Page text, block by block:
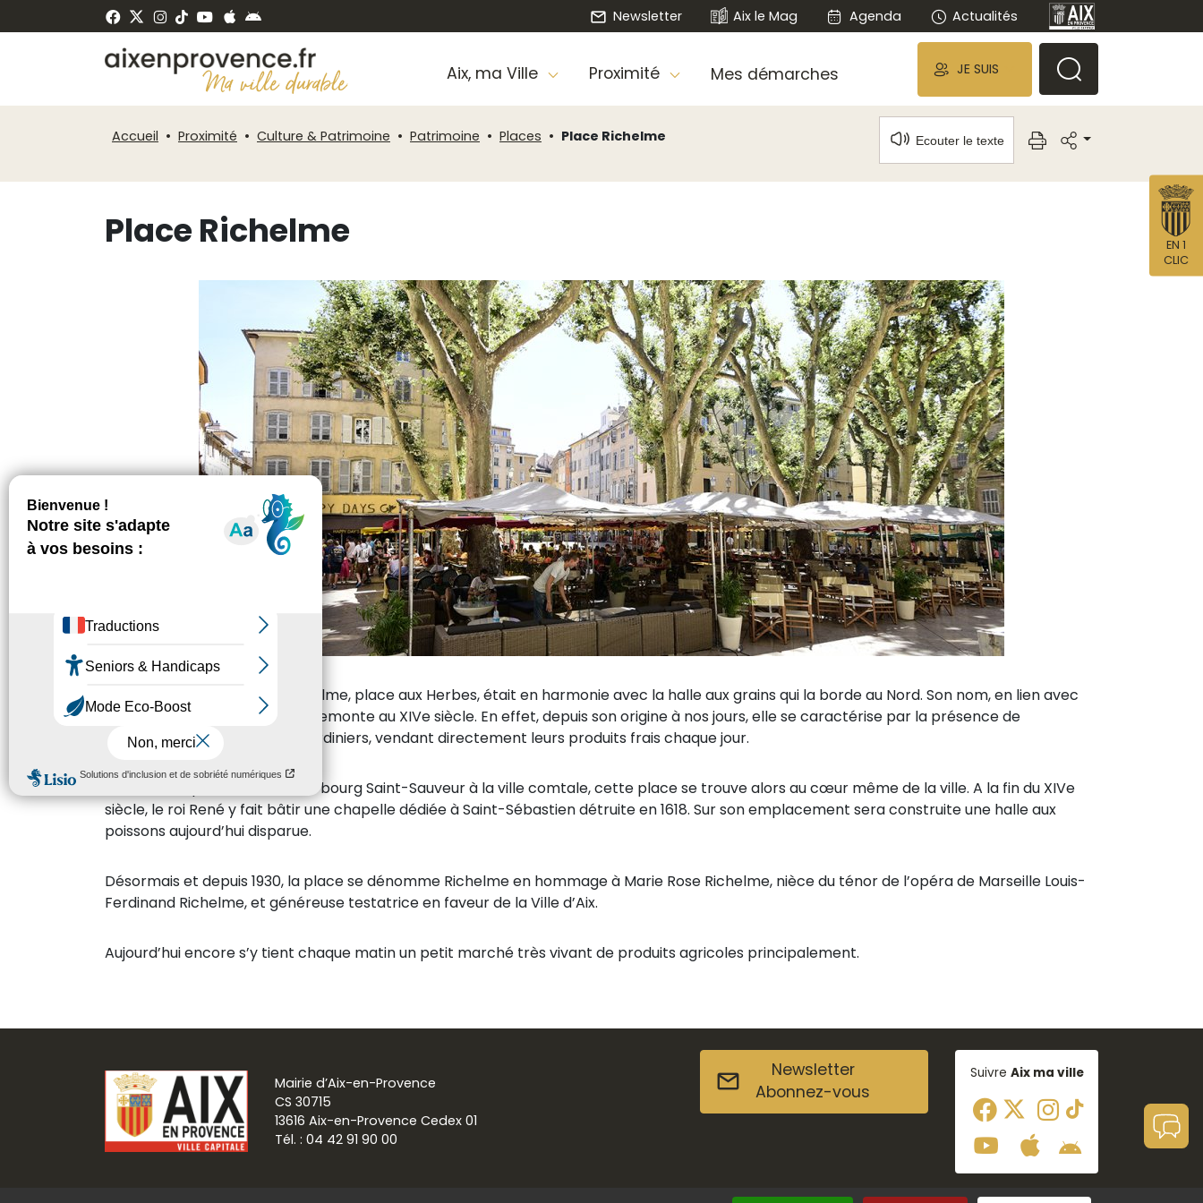
Newsletter Aix le Mag Agenda Actualités
Aix, ma Ville Proximité Mes démarches JE SUIS
Accueil Proximité Culture & Patrimoine Patrimoine Places Place Richelme Ecouter le texte
Place Richelme
L’ancien nom de la place Richelme, place aux Herbes, était en harmonie avec la halle aux grains qui la borde au Nord. Son nom, en lien avec
son histoire et sa destination, remonte au XIVe siècle. En effet, depuis son origine à nos jours, elle se caractérise par la présence de
producteurs, maraîchers ou jardiniers, vendant directement leurs produits frais chaque jour.
Construite après la réunion du bourg Saint-Sauveur à la ville comtale, cette place se trouve alors au cœur même de la ville. A la fin du XIVe
siècle, le roi René y fait bâtir une chapelle dédiée à Saint-Sébastien détruite en 1618. Sur son emplacement sera construite une halle aux
poissons aujourd’hui disparue.
Désormais et depuis 1930, la place se dénomme Richelme en hommage à Marie Rose Richelme, nièce du ténor de l’opéra de Marseille Louis-
Ferdinand Richelme, et généreuse testatrice en faveur de la Ville d’Aix.
Aujourd’hui encore s’y tient chaque matin un petit marché très vivant de produits agricoles principalement.
Mairie d’Aix-en-Provence
CS 30715
13616 Aix-en-Provence Cedex 01
Tél. : 04 42 91 90 00
Newsletter
Abonnez-vous
Suivre Aix ma ville
EN 1
CLIC
de
Panneau de gestion des cookies